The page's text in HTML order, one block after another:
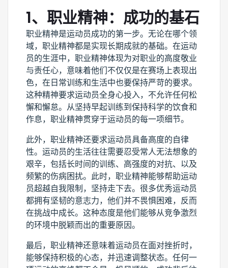
1、职业精神：成功的基石
职业精神是运动员成功的第一步。无论在哪个领
域，职业精神都是实现长期成就的基础。在运动
员的生涯中，职业精神体现为对职业的高度敬业
与责任心，意味着他们不仅仅是在赛场上表现出
色，在日常训练和生活中也要保持严苛的要求。
这种精神要求运动员全身心投入，不允许任何松
懈和懈怠。从坚持早起训练到保持科学的饮食和
作息，职业精神贯穿于运动员的每一项细节。
此外，职业精神还要求运动员具备高度的自律
性。运动员的生活往往需要忍受常人无法想象的
艰辛，包括长时间的训练、高强度的对抗、以及
频繁的伤病困扰。此时，职业精神能够帮助运动
员超越自我限制，坚持走下去。很多优秀运动员
都拥有坚韧的意志力，他们并不畏惧困难，反而
在挑战中成长。这种态度是他们能够从竞争激烈
的环境中脱颖而出的重要原因。
最后，职业精神还意味着运动员在面对挫折时，
能够保持积极的心态，并迅速调整状态。任何一